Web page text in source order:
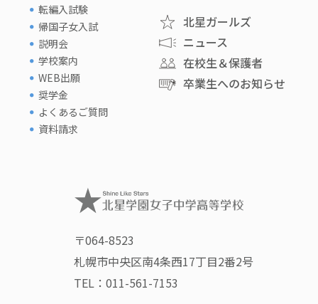
転編入試験
帰国子女入試
説明会
学校案内
WEB出願
奨学金
よくあるご質問
資料請求
北星ガールズ
ニュース
在校生＆保護者
卒業生へのお知らせ
〒064-8523
札幌市中央区南4条西17丁目2番2号
TEL： 011-561-7153